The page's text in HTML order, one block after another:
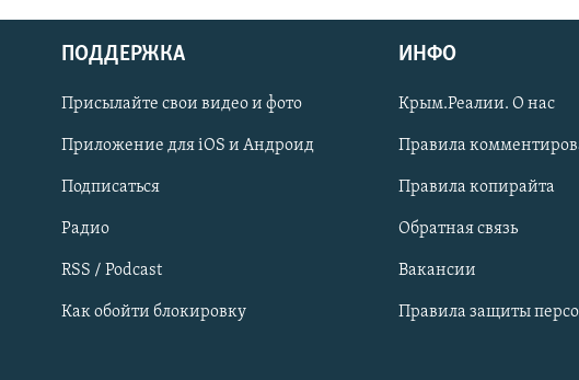
Українською
Qırımtatar
ПРИСОЕДИНЯЙТЕСЬ!
ПОДДЕРЖКА
Присылайте свои видео и фото
Приложение для iOS и Андроид
Подписаться
Радио
RSS / Podcast
Как обойти блокировку
ИНФО
Крым.Реалии. О нас
Правила
Правила копирайта
Обратная связь
Вакансии
Правила защиты